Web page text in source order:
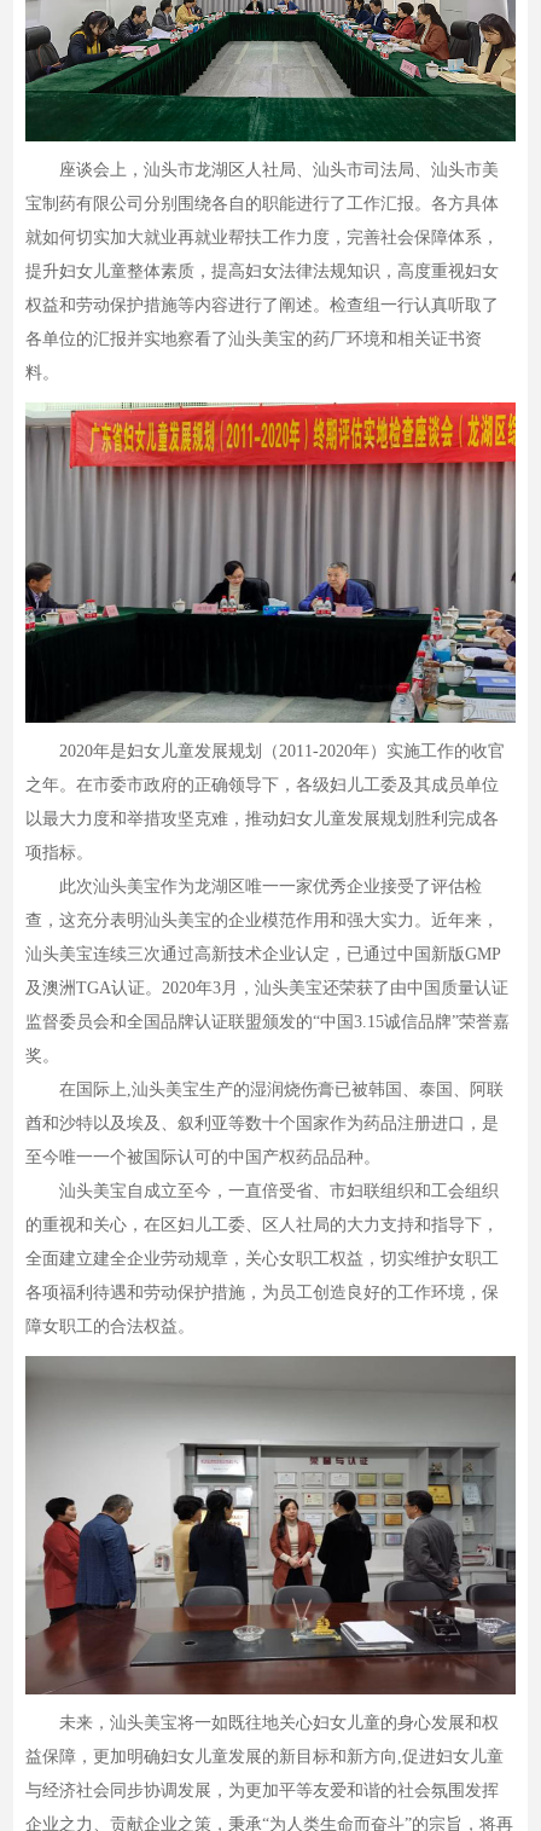
座谈会上，汕头市龙湖区人社局、汕头市司法局、汕头市美
宝制药有限公司分别围绕各自的职能进行了工作汇报。各方具体
就如何切实加大就业再就业帮扶工作力度，完善社会保障体系，
提升妇女儿童整体素质，提高妇女法律法规知识，高度重视妇女
权益和劳动保护措施等内容进行了阐述。检查组一行认真听取了
各单位的汇报并实地察看了汕头美宝的药厂环境和相关证书资
料。
2020年是妇女儿童发展规划（2011-2020年）实施工作的收官
之年。在市委市政府的正确领导下，各级妇儿工委及其成员单位
以最大力度和举措攻坚克难，推动妇女儿童发展规划胜利完成各
项指标。
此次汕头美宝作为龙湖区唯一一家优秀企业接受了评估检
查，这充分表明汕头美宝的企业模范作用和强大实力。近年来，
汕头美宝连续三次通过高新技术企业认定，已通过中国新版GMP
及澳洲TGA认证。2020年3月，汕头美宝还荣获了由中国质量认证
监督委员会和全国品牌认证联盟颁发的“中国3.15诚信品牌”荣誉嘉
奖。
在国际上,汕头美宝生产的湿润烧伤膏已被韩国、泰国、阿联
酋和沙特以及埃及、叙利亚等数十个国家作为药品注册进口，是
至今唯一一个被国际认可的中国产权药品品种。
汕头美宝自成立至今，一直倍受省、市妇联组织和工会组织
的重视和关心，在区妇儿工委、区人社局的大力支持和指导下，
全面建立建全企业劳动规章，关心女职工权益，切实维护女职工
各项福利待遇和劳动保护措施，为员工创造良好的工作环境，保
障女职工的合法权益。
未来，汕头美宝将一如既往地关心妇女儿童的身心发展和权
益保障，更加明确妇女儿童发展的新目标和新方向,促进妇女儿童
与经济社会同步协调发展，为更加平等友爱和谐的社会氛围发挥
企业之力、贡献企业之策，秉承“为人类生命而奋斗”的宗旨，将再